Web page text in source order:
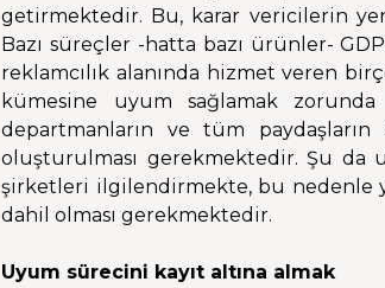
getirmektedir. Bu, karar vericilerin
Bazı süreçler -hatta bazı ürünler-
reklamcılık alanında hizmet veren
kümesine uyum sağlamak zorunda
departmanların ve tüm
oluşturulması gerekmektedir. Şu da
şirketleri ilgilendirmekte, bu nedenle
dahil olması gerekmektedir.
Uyum sürecini kayıt altına almak